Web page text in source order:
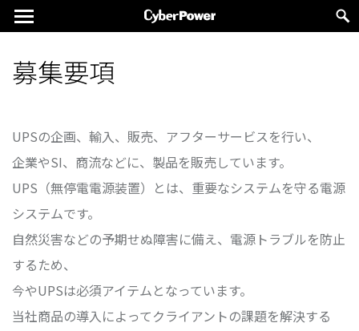
募集要項
UPSの企画、輸入、販売、アフターサービスを行い、
企業やSI、商流などに、製品を販売しています。
UPS（無停電電源装置）とは、重要なシステムを守る電源
システムです。
自然災害などの予期せぬ障害に備え、電源トラブルを防止
するため、
今やUPSは必須アイテムとなっています。
当社商品の導入によってクライアントの課題を解決する